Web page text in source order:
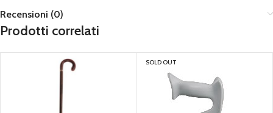
Recensioni (0)
Prodotti correlati
SOLD OUT